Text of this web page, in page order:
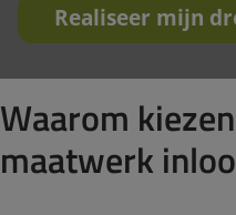
Realiseer mijn
Waarom
maatwerk